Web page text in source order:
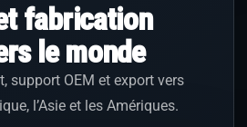
fabrication
le monde
support OEM et export vers
l’Asie et les Amériques.